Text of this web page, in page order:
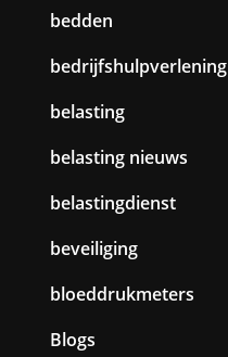
bedden
bedrijfshulpverlening
belasting
belasting nieuws
belastingdienst
beveiliging
bloeddrukmeters
Blogs